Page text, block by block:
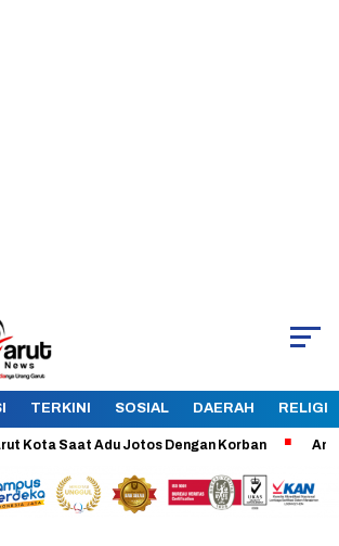
TERKINI SOSIAL DAERAH RELIGI
Saat Adu Jotos Dengan Korban Aman dan